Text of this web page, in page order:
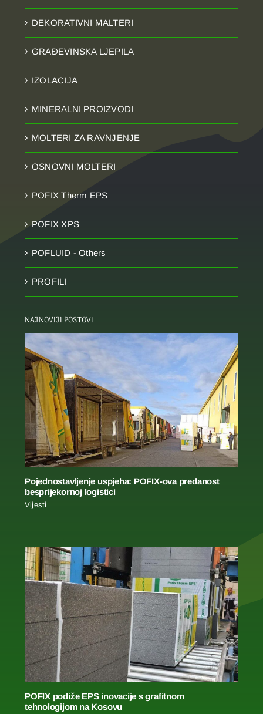
DEKORATIVNI MALTERI
GRAĐEVINSKA LJEPILA
IZOLACIJA
MINERALNI PROIZVODI
MOLTERI ZA RAVNJENJE
OSNOVNI MOLTERI
POFIX Therm EPS
POFIX XPS
POFLUID - Others
PROFILI
NAJNOVIJI POSTOVI
Pojednostavljenje uspjeha: POFIX-ova predanost
besprijekornoj logistici
Vijesti
POFIX podiže EPS inovacije s grafitnom
tehnologijom na Kosovu